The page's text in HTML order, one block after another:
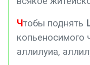
Чтобы поднять
копьеносимого
аллилуиа,